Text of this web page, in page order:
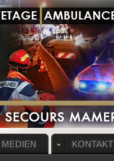
MEDIEN KONTAKT